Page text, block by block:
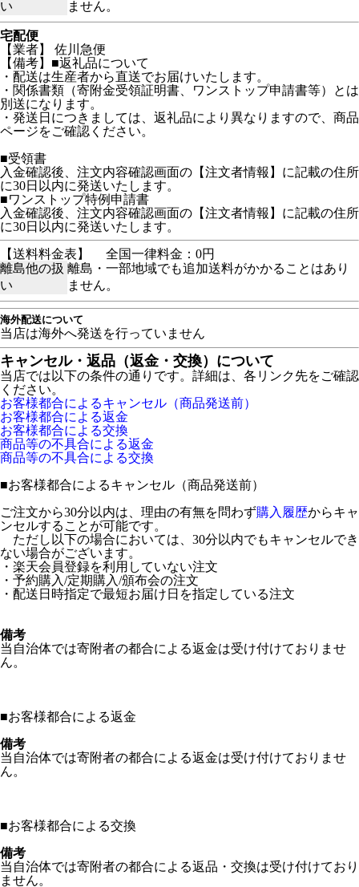
い
ません。
宅配便
【業者】 佐川急便
【備考】■返礼品について
・配送は生産者から直送でお届けいたします。
・関係書類（寄附金受領証明書、ワンストップ申請書等）とは
別送になります。
・発送日につきましては、返礼品により異なりますので、商品
ページをご確認ください。
■受領書
入金確認後、注文内容確認画面の【注文者情報】に記載の住所
に30日以内に発送いたします。
■ワンストップ特例申請書
入金確認後、注文内容確認画面の【注文者情報】に記載の住所
に30日以内に発送いたします。
【送料料金表】
全国一律料金：0円
離島他の扱
い
離島・一部地域でも追加送料がかかることはあり
ません。
海外配送について
当店は海外へ発送を行っていません
キャンセル・返品（返金・交換）について
当店では以下の条件の通りです。詳細は、各リンク先をご確認
ください。
お客様都合によるキャンセル（商品発送前）
お客様都合による返金
お客様都合による交換
商品等の不具合による返金
商品等の不具合による交換
■お客様都合によるキャンセル（商品発送前）
ご注文から30分以内は、理由の有無を問わず購入履歴からキャ
ンセルすることが可能です。
ただし以下の場合においては、30分以内でもキャンセルでき
ない場合がございます。
・楽天会員登録を利用していない注文
・予約購入/定期購入/頒布会の注文
・配送日時指定で最短お届け日を指定している注文
備考
当自治体では寄附者の都合による返金は受け付けておりませ
ん。
■お客様都合による返金
備考
当自治体では寄附者の都合による返金は受け付けておりませ
ん。
■お客様都合による交換
備考
当自治体では寄附者の都合による返品・交換は受け付けており
ません。